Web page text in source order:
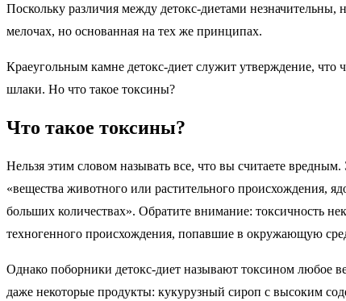
Поскольку различия между детокс-диетами незначительны,
мелочах, но основанная на тех же принципах.
Краеугольным камне детокс-диет служит утверждение,
шлаки. Но что такое токсины?
Что такое токсины?
Нельзя этим словом называть все, что вы считаете
«вещества животного или растительного происхождения,
больших количествах». Обратите внимание: токсичность
техногенного происхождения, попавшие в окружающую
Однако поборники детокс-диет называют токсином любое
даже некоторые продукты: кукурузный сироп с высоким